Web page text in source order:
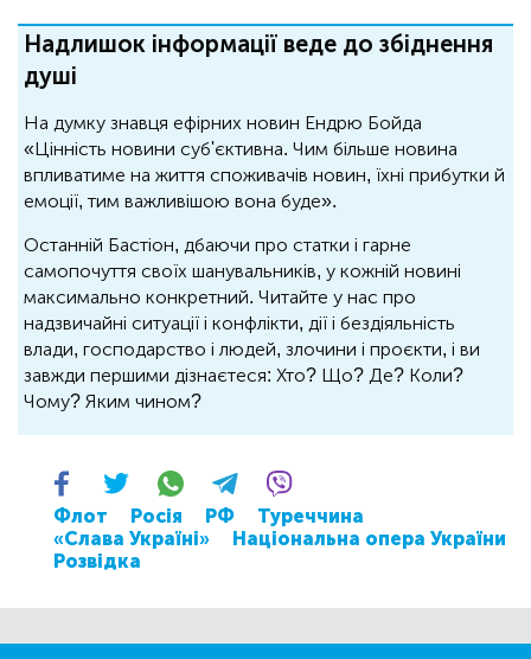
Надлишок інформації веде до збіднення
душі
На думку знавця ефірних новин Ендрю Бойда
«Цінність новини суб'єктивна. Чим більше новина
впливатиме на життя споживачів новин, їхні прибутки й
емоції, тим важливішою вона буде».
Останній Бастіон, дбаючи про статки і гарне
самопочуття своїх шанувальників, у кожній новині
максимально конкретний. Читайте у нас про
надзвичайні ситуації і конфлікти, дії і бездіяльність
влади, господарство і людей, злочини і проєкти, і ви
завжди першими дізнаєтеся: Хто? Що? Де? Коли?
Чому? Яким чином?
Флот Росія РФ
Туреччина
«Слава Україні»
Національна опера України
Розвідка